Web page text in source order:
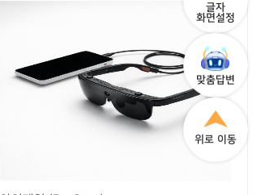
글자
화면설정
맞춤답변
위로 이동